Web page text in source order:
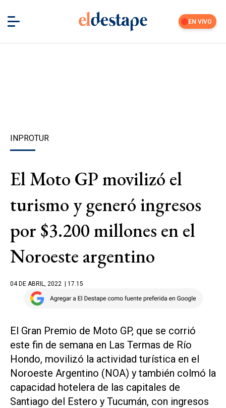
EN VIVO
INPROTUR
El Moto GP movilizó el
turismo y generó ingresos
por $3.200 millones en el
Noroeste argentino
04 DE ABRIL, 2022 | 17.15
El Gran Premio de Moto GP, que se corrió
este fin de semana en Las Termas de Río
Hondo, movilizó la actividad turística en el
Noroeste Argentino (NOA) y también colmó la
capacidad hotelera de las capitales de
Santiago del Estero y Tucumán, con ingresos